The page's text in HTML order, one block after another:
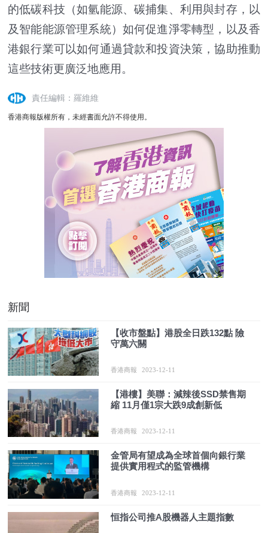
的低碳科技（如氫能源、碳捕集、利用與封存，以
及智能能源管理系統）如何促進淨零轉型，以及香
港銀行業可以如何通過貸款和投資決策，協助推動
這些技術更廣泛地應用。
責任編輯：羅維維
香港商報版權所有，未經書面允許不得使用。
新聞
【收市盤點】港股全日跌132點 險
守萬六關
香港商報 2023-12-11
【港樓】美聯：減辣後SSD禁售期
縮 11月僅1宗大跌9成創新低
香港商報 2023-12-11
金管局有望成為全球首個向銀行業
提供實用程式的監管機構
香港商報 2023-12-11
恒指公司推A股機器人主題指數